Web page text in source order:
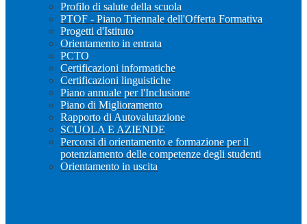
Profilo di salute della scuola
PTOF - Piano Triennale dell'Offerta Formativa
Progetti d'Istituto
Orientamento in entrata
PCTO
Certificazioni informatiche
Certificazioni linguistiche
Piano annuale per l'Inclusione
Piano di Miglioramento
Rapporto di Autovalutazione
SCUOLA E AZIENDE
Percorsi di orientamento e formazione per il
potenziamento delle competenze degli studenti
Orientamento in uscita